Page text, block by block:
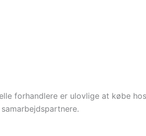
forhandlere er ulovlige at købe